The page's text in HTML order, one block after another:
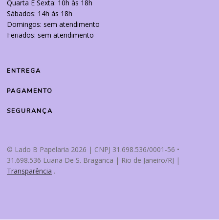
Quarta E Sexta: 10h às 18h
Sábados: 14h às 18h
Domingos: sem atendimento
Feriados: sem atendimento
ENTREGA
PAGAMENTO
SEGURANÇA
© Lado B Papelaria 2026 | CNPJ 31.698.536/0001-56 •
31.698.536 Luana De S. Braganca | Rio de Janeiro/RJ |
Transparência .